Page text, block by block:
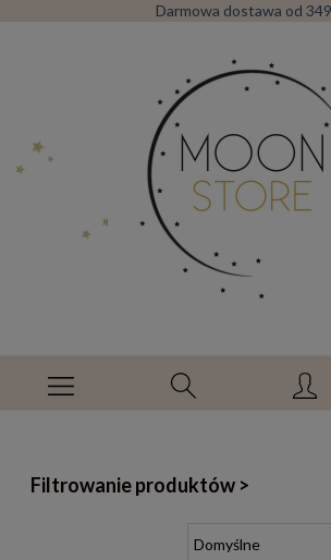
Darmowa dostawa od 349
Filtrowanie produktów >